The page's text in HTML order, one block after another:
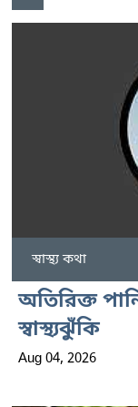
স্বাস্থ্য কথা
অতিরিক্ত
স্বাস্থ্যঝুঁকি
Aug 04, 2026